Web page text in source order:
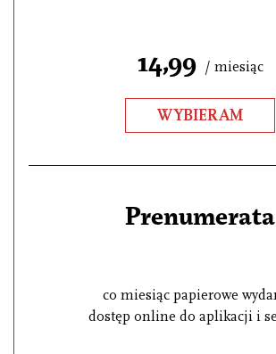
14,99 / miesiąc
WYBIERAM
Prenumerata
co miesiąc papierowe
dostęp online do aplikacji i